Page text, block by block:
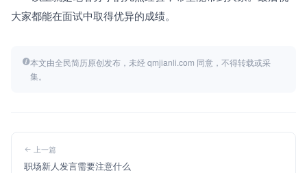
大家都能在面试中取得优异的成绩。
本文由全民简历原创发布，未经 qmjianli.com 同意，不得转载或采
集。
上一篇
职场新人发言需要注意什么